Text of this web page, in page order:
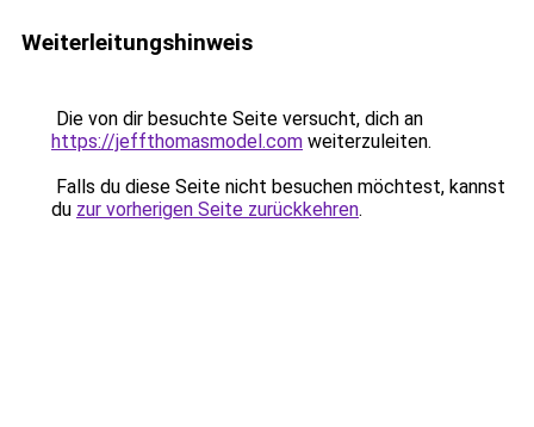
Weiterleitungshinweis
Die von dir besuchte Seite versucht, dich an
https://jeffthomasmodel.com weiterzuleiten.
Falls du diese Seite nicht besuchen möchtest, kannst
du zur vorherigen Seite zurückkehren.